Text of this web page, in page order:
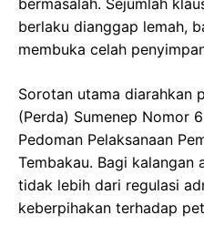
berlaku dianggap lemah,
membuka celah
Sorotan utama diarahkan
(Perda) Sumenep Nomor
Pedoman Pelaksanaan
Tembakau. Bagi kalangan
tidak lebih dari regulasi
keberpihakan terhadap